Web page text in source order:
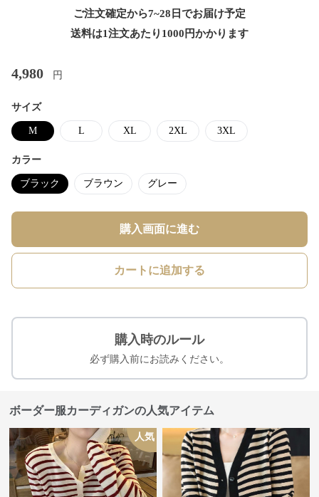
ご注文確定から7~28日でお届け予定
送料は1注文あたり 1000 円かかります
4,980 円
サイズ
M L XL 2XL 3XL
カラー
ブラック ブラウン グレー
購入画面に進む
カートに追加する
購入時のルール
必ず購入前にお読みください。
ボーダー服カーディガンの人気アイテム
人気